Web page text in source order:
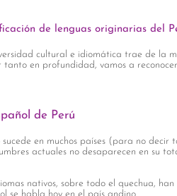
de lenguas originarias del
cultural e idiomática trae de la
tanto en profundidad, vamos a
de Perú
sucede en muchos países (para no decir
actuales no desaparecen en su
nativos, sobre todo el quechua,